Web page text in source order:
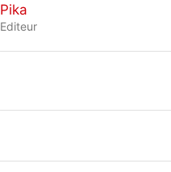
Pika
Editeur